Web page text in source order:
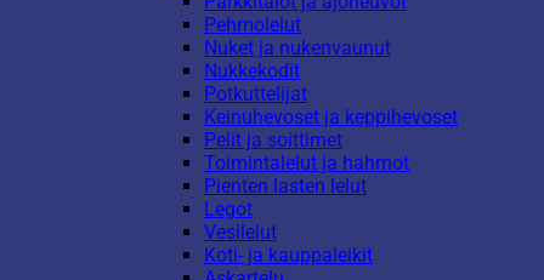
Pehmolelut
Nuket ja nukenvaunut
Nukkekodit
Potkuttelijat
Keinuhevoset ja keppihevoset
Pelit ja soittimet
Toimintalelut ja hahmot
Pienten lasten lelut
Legot
Vesilelut
Koti- ja kauppaleikit